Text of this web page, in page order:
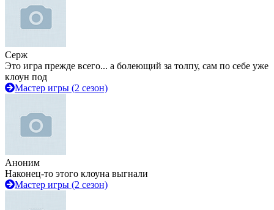
Серж
Это игра прежде всего... а болеющий за толпу, сам по себе уже
клоун под
Мастер игры (2 сезон)
Аноним
Наконец-то этого клоуна выгнали
Мастер игры (2 сезон)